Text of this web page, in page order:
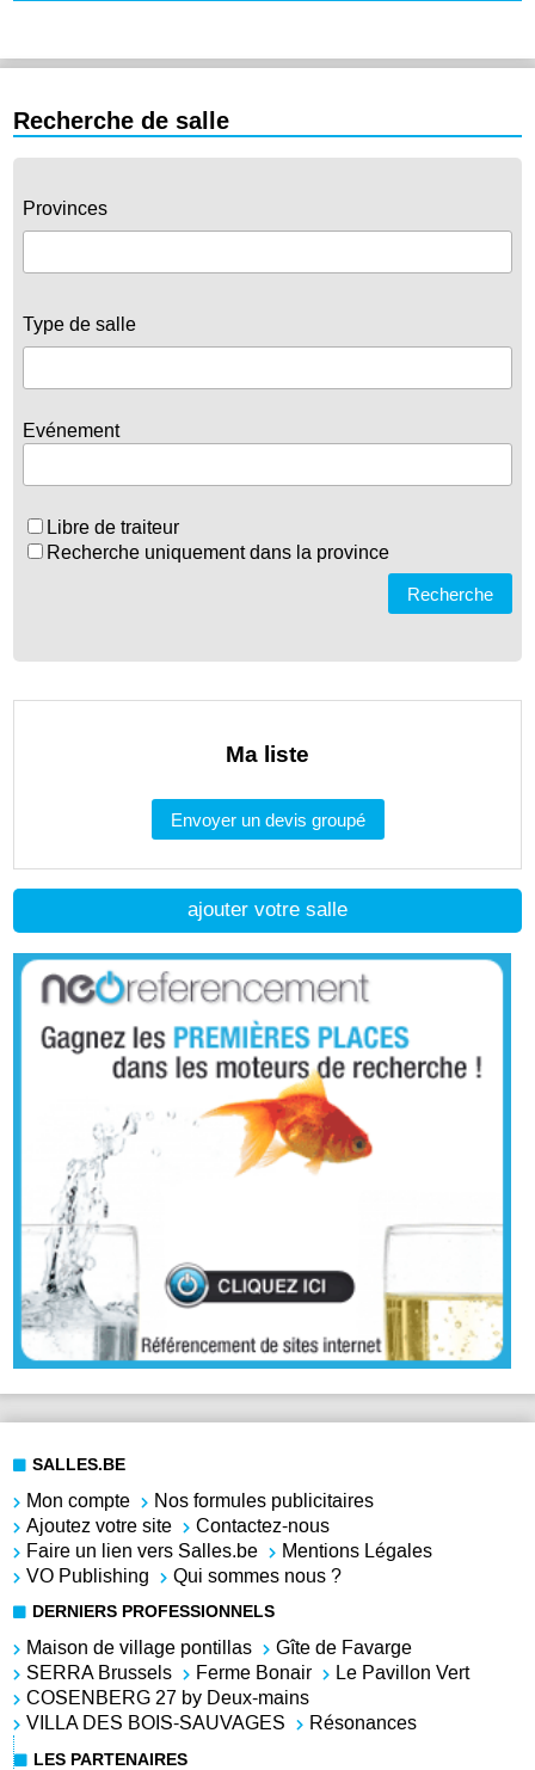
ajouter votre salle
Recherche de salle
Provinces
Type de salle
Evénement
Libre de traiteur
Recherche uniquement dans la province
Recherche
Ma liste
Envoyer un devis groupé
SALLES.BE
Mon compte
Nos formules publicitaires
Ajoutez votre site
Contactez-nous
Faire un lien vers Salles.be
Mentions Légales
VO Publishing
Qui sommes nous ?
DERNIERS PROFESSIONNELS
Maison de village pontillas
Gîte de Favarge
SERRA Brussels
Ferme Bonair
Le Pavillon Vert
COSENBERG 27 by Deux-mains
VILLA DES BOIS-SAUVAGES
Résonances
LES PARTENAIRES